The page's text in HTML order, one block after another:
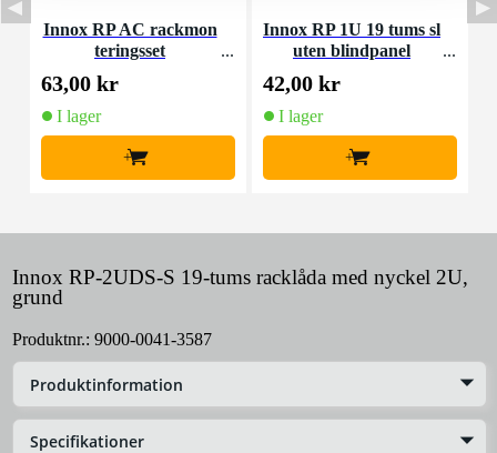
Innox RP AC rackmon
teringsset
63,00 kr
I lager
+
Innox RP 1U 19 tums sl
uten blindpanel
42,00 kr
I lager
+
Innox RP-2UDS-S 19-tums racklåda med nyckel 2U,
grund
Produktnr.: 9000-0041-3587
Produktinformation
Specifikationer